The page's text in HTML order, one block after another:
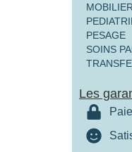
PESAGE
SOINS
Les